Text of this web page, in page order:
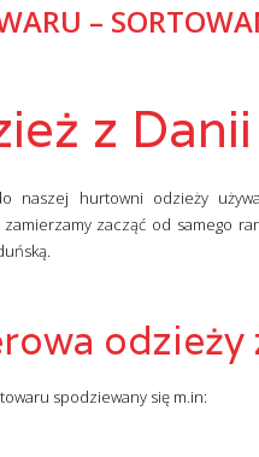
–
z
naszej hurtowni odzieży
zacząć od samego
odzieży
spodziewany się m.in: